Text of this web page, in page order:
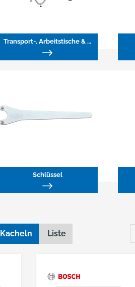
Transport-, Arbeitstische & Gestelle
Schlüssel
Kacheln Liste